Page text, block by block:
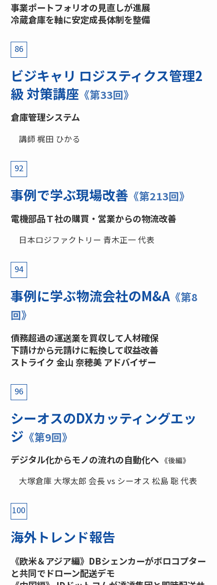
事業ポートフォリオの見直しが進展
冷蔵倉庫を軸に安定成長体制を整備
86
ビジキャリ ロジスティクス管理2
級 対策講座 《第33回》
倉庫管理システム
講師 梶田 ひかる
92
事例で学ぶ現場改善 《第213回》
電機部品Ｔ社の購買・営業からの物流改善
日本ロジファクトリー 青木正一 代表
94
事例に学ぶ物流会社のM&A 《第8
回》
債務超過の運送業を買収して人材確保
下請けから元請けに転換して収益改善
ストライク 金山 奈穂美 アドバイザー
96
シーオスのDXカッティングエッ
ジ 《第9回》
デジタル化からモノの流れの自動化へ 《後編》
大塚倉庫 大塚太郎 会長 vs シーオス 松島 聡 代表
100
海外トレンド報告
《欧米＆アジア編》DBシェンカーがボロコプター
と共同でドローン配送デモ